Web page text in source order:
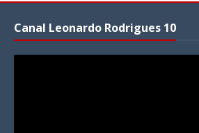
Canal Leonardo Rodrigues 10